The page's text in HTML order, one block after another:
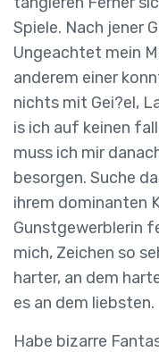
Spiele. Nach jener
Ungeachtet mein
anderem einer
nichts mit Gei?el,
is ich auf keinen
muss ich mir
besorgen. Suche
ihrem dominanten
Gunstgewerblerin
mich, Zeichen so
harter, an dem
es an dem liebsten.
Habe bizarre